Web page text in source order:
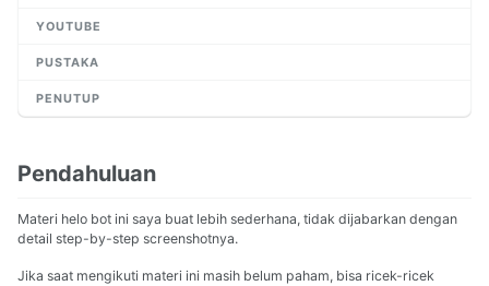
YOUTUBE
PUSTAKA
PENUTUP
Pendahuluan
Materi helo bot ini saya buat lebih sederhana, tidak dijabarkan dengan
detail step-by-step screenshotnya.
Jika saat mengikuti materi ini masih belum paham, bisa ricek-ricek